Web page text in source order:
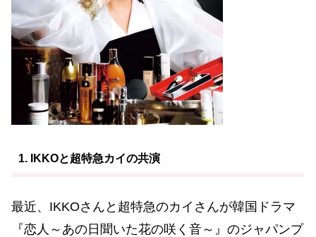
1. IKKOと超特急カイの共演
最近、IKKOさんと超特急のカイさんが韓国ドラマ
『恋人～あの日聞いた花の咲く音～』のジャパンプ